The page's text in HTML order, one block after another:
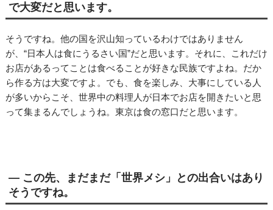
で大変だと思います。
そうですね。他の国を沢山知っているわけではありません
が、“日本人は食にうるさい国”だと思います。それに、これだけ
お店があるってことは食べることが好きな民族ですよね。だか
ら作る方は大変ですよ。でも、食を楽しみ、大事にしている人
が多いからこそ、世界中の料理人が日本でお店を開きたいと思
って集まるんでしょうね。東京は食の窓口だと思います。
― この先、まだまだ「世界メシ」との出合いはあり
そうですね。